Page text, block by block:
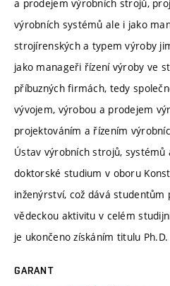
a prodejem výrobních strojů,
výrobních systémů ale i jako
strojírenských a typem výroby
jako manageři řízení výroby ve
příbuzných firmách, tedy
vývojem, výrobou a prodejem
projektováním a řízením
Ústav výrobních strojů, systémů
doktorské studium v oboru
inženýrství, což dává
vědeckou aktivitu v celém
je ukončeno získáním titulu Ph.D.
GARANT